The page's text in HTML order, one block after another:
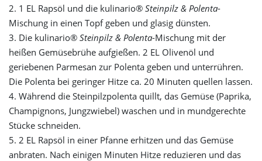
2. 1 EL Rapsöl und die kulinario® Steinpilz & Polenta-
Mischung in einen Topf geben und glasig dünsten.
3. Die kulinario® Steinpilz & Polenta-Mischung mit der
heißen Gemüsebrühe aufgießen. 2 EL Olivenöl und
geriebenen Parmesan zur Polenta geben und unterrühren.
Die Polenta bei geringer Hitze ca. 20 Minuten quellen lassen.
4. Während die Steinpilzpolenta quillt, das Gemüse (Paprika,
Champignons, Jungzwiebel) waschen und in mundgerechte
Stücke schneiden.
5. 2 EL Rapsöl in einer Pfanne erhitzen und das Gemüse
anbraten. Nach einigen Minuten Hitze reduzieren und das